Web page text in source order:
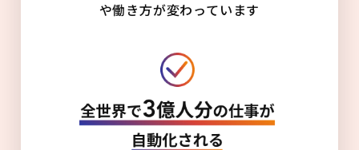
や働き方が変わっています